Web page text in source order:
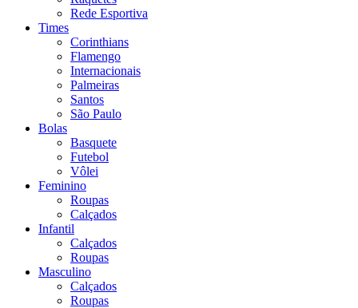
Rede Esportiva
Times
Corinthians
Flamengo
Internacionais
Palmeiras
Santos
São Paulo
Bolas
Basquete
Futebol
Vôlei
Feminino
Roupas
Calçados
Infantil
Calçados
Roupas
Masculino
Calçados
Roupas